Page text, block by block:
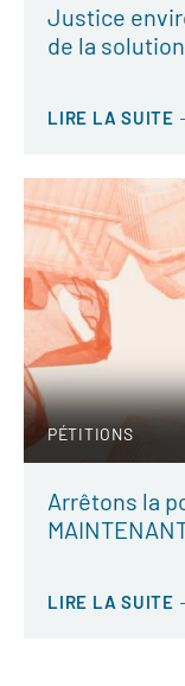
Justice
de la
LIRE LA SUITE
PÉTITIONS
Arrêtons la
LIRE LA SUITE